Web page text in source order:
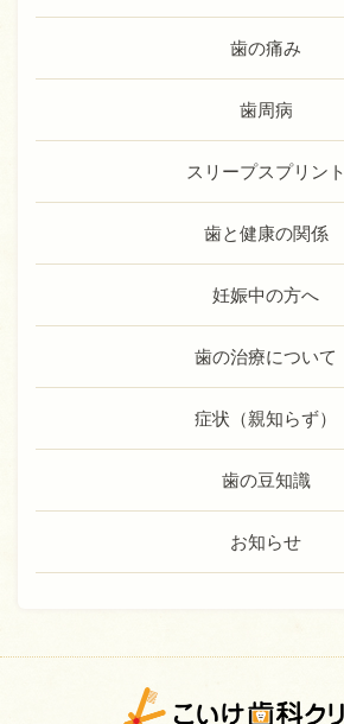
歯の痛み
歯周病
スリープスプリント
歯と健康の関係
妊娠中の方へ
歯の治療について
症状（親知らず）
歯の豆知識
お知らせ